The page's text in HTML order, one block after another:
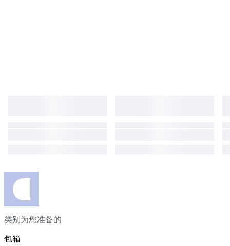
类别为您准备的
包箱